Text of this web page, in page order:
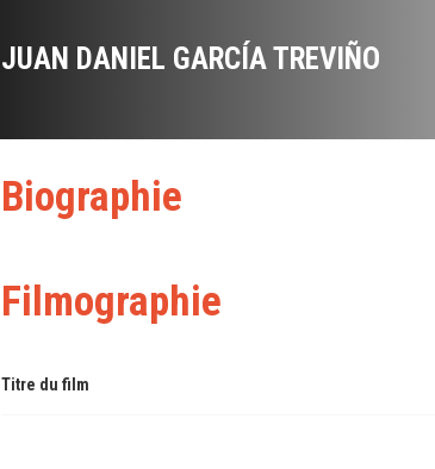
JUAN DANIEL GARCÍA TREVIÑO
Biographie
Filmographie
Titre du film